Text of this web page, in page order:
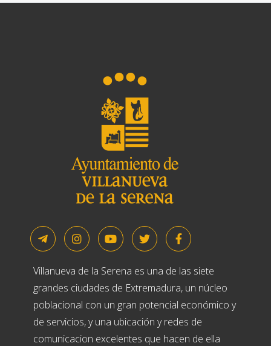
Villanueva de la Serena es una de las siete
grandes ciudades de Extremadura, un núcleo
poblacional con un gran potencial económico y
de servicios, y una ubicación y redes de
comunicacion excelentes que hacen de ella